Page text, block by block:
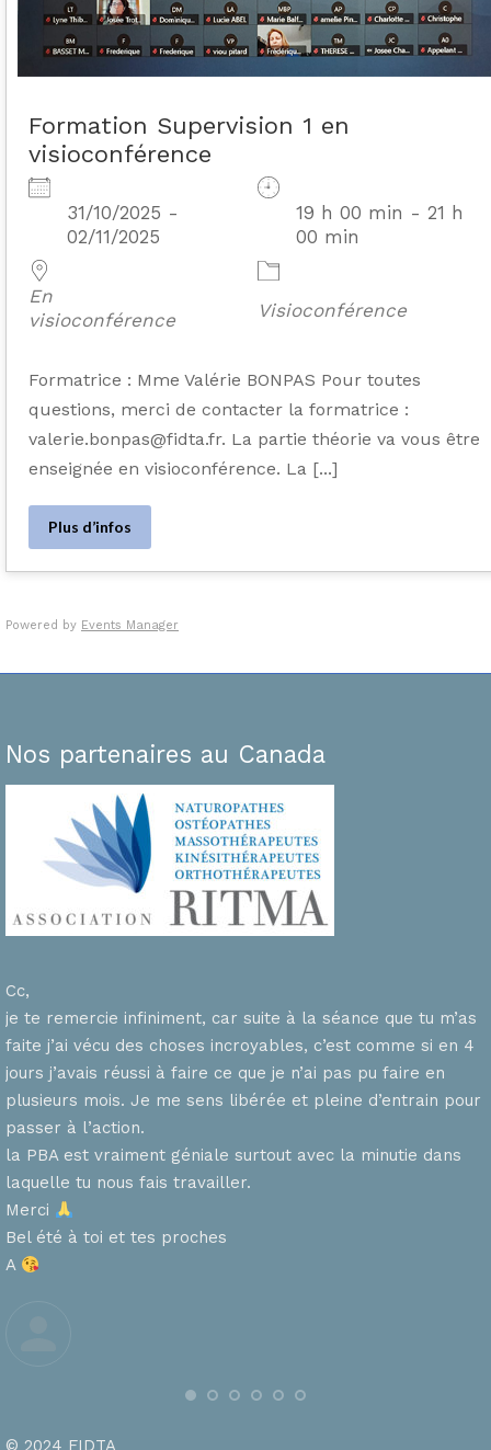
Formation Supervision 1 en
visioconférence
31/10/2025 -
02/11/2025
19 h 00 min - 21 h
00 min
En
visioconférence
Visioconférence
Formatrice : Mme Valérie BONPAS Pour toutes
questions, merci de contacter la formatrice :
valerie.bonpas@fidta.fr. La partie théorie va vous être
enseignée en visioconférence. La [...]
Plus d’infos
Powered by Events Manager
Nos partenaires au Canada
Cc,
je te remercie infiniment, car suite à la séance que tu m’as
faite j’ai vécu des choses incroyables, c’est comme si en 4
jours j’avais réussi à faire ce que je n’ai pas pu faire en
plusieurs mois. Je me sens libérée et pleine d’entrain pour
passer à l’action.
la PBA est vraiment géniale surtout avec la minutie dans
laquelle tu nous fais travailler.
Merci
Bel été à toi et tes proches
A
© 2024 FIDTA